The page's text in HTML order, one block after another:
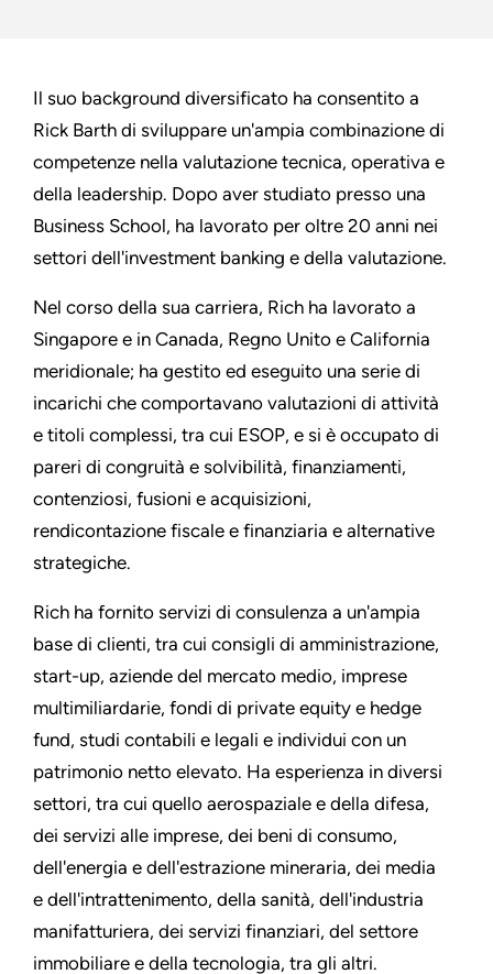
Il suo background diversificato ha consentito a
Rick Barth di sviluppare un'ampia combinazione di
competenze nella valutazione tecnica, operativa e
della leadership. Dopo aver studiato presso una
Business School, ha lavorato per oltre 20 anni nei
settori dell'investment banking e della valutazione.
Nel corso della sua carriera, Rich ha lavorato a
Singapore e in Canada, Regno Unito e California
meridionale; ha gestito ed eseguito una serie di
incarichi che comportavano valutazioni di attività
e titoli complessi, tra cui ESOP, e si è occupato di
pareri di congruità e solvibilità, finanziamenti,
contenziosi, fusioni e acquisizioni,
rendicontazione fiscale e finanziaria e alternative
strategiche.
Rich ha fornito servizi di consulenza a un'ampia
base di clienti, tra cui consigli di amministrazione,
start-up, aziende del mercato medio, imprese
multimiliardarie, fondi di private equity e hedge
fund, studi contabili e legali e individui con un
patrimonio netto elevato. Ha esperienza in diversi
settori, tra cui quello aerospaziale e della difesa,
dei servizi alle imprese, dei beni di consumo,
dell'energia e dell'estrazione mineraria, dei media
e dell'intrattenimento, della sanità, dell'industria
manifatturiera, dei servizi finanziari, del settore
immobiliare e della tecnologia, tra gli altri.